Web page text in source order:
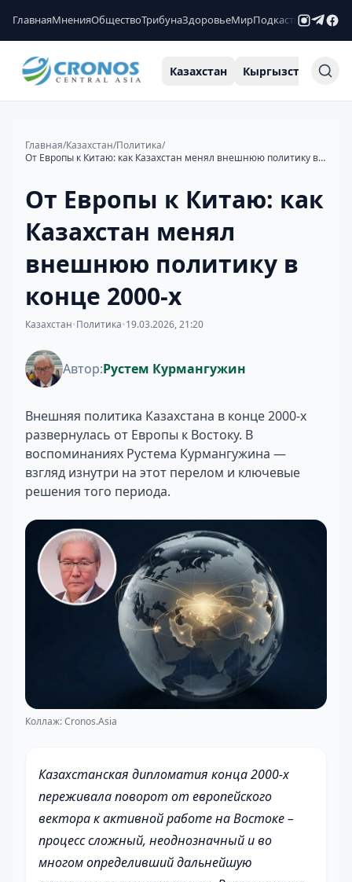
ГлавнаяМненияОбществоТрибунаЗдоровьеМирПодкастыРейтинги
Казахстан Кыргызстан
Главная/Казахстан/Политика/
От Европы к Китаю: как Казахстан менял внешнюю политику в конце 2000-х
От Европы к Китаю: как
Казахстан менял
внешнюю политику в
конце 2000-х
Казахстан•Политика•19.03.2026, 21:20
Автор:Рустем Курмангужин
Внешняя политика Казахстана в конце 2000-х
развернулась от Европы к Востоку. В
воспоминаниях Рустема Курмангужина —
взгляд изнутри на этот перелом и ключевые
решения того периода.
Коллаж: Cronos.Asia
Казахстанская дипломатия конца 2000-х
переживала поворот от европейского
вектора к активной работе на Востоке –
процесс сложный, неоднозначный и во
многом определивший дальнейшую